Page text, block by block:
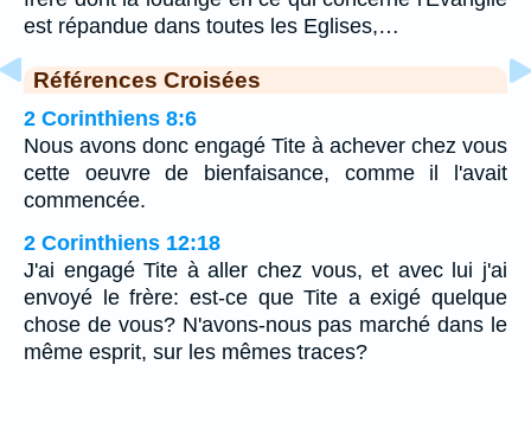
est répandue dans toutes les Eglises,…
Références Croisées
2 Corinthiens 8:6
Nous avons donc engagé Tite à achever chez vous
cette oeuvre de bienfaisance, comme il l'avait
commencée.
2 Corinthiens 12:18
J'ai engagé Tite à aller chez vous, et avec lui j'ai
envoyé le frère: est-ce que Tite a exigé quelque
chose de vous? N'avons-nous pas marché dans le
même esprit, sur les mêmes traces?